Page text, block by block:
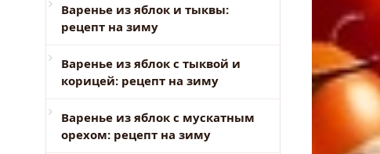
Варенье из яблок и тыквы:
рецепт на зиму
Варенье из яблок с тыквой и
корицей: рецепт на зиму
Варенье из яблок с мускатным
орехом: рецепт на зиму